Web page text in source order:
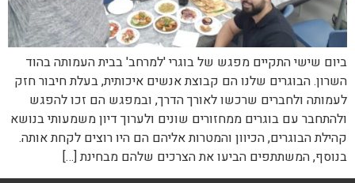
ביום שישי התקיים מפגש של בוגרי 'למרחב' בבית העמותה בהוד
השרון. הבוגרים שלנו הם קבוצת אנשים איכותית, בעלת חיבור חזק
לעמותה ולחברים שרכשו לאורך הדרך, ובמפגש הם זכו להפגש
ולהתחבר עם בוגרים ממחזורים שונים ולערוך דיון משמעותי בנושא
קהילת הבוגרים, הכיוון והמטרות אליהם הם היו רוצים לקחת אותה.
בנוסף, המשתתפים הביעו את הצרכים שלהם מבחינת […]